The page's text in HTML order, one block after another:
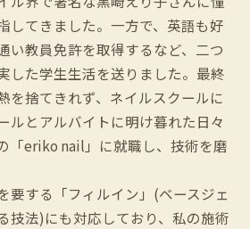
してきました。一方で、英語も好
い教員免許を取得するなど、二つ
した学生生活を送りました。最終
を捨てきれず、ネイルスクールに
ルとアルバイトに明け暮れた日々
「eriko nail」に就職し、技術を磨
要する「フィルイン」(ベースジェ
技法)にも対応しており、私の施術